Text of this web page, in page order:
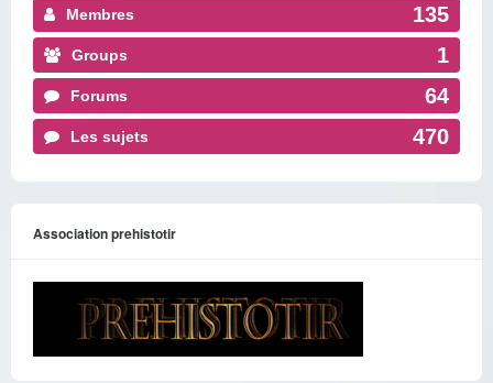
Membres 135
Groups 1
Forums 64
Les sujets 470
Association prehistotir